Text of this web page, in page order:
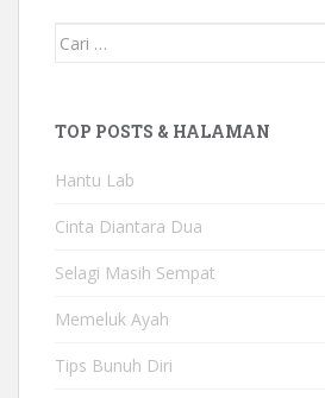
Mencari:
TOP POSTS & HALAMAN
Hantu Lab
Cinta Diantara Dua
Selagi Masih Sempat
Memeluk Ayah
Tips Bunuh Diri